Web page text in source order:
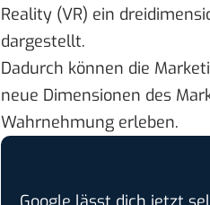
Reality (VR) ein
dargestellt.
Dadurch können die
neue Dimensionen des
Wahrnehmung erleben.